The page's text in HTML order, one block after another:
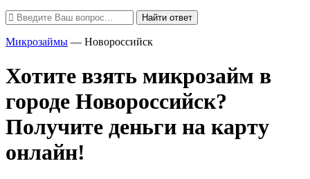
Найти ответ
Микрозаймы — Новороссийск
Хотите взять микрозайм в
городе Новороссийск?
Получите деньги на карту
онлайн!